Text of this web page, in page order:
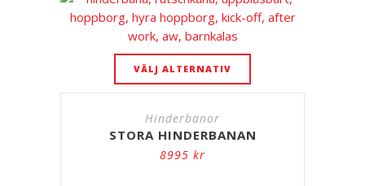
VÄLJ ALTERNATIV
Hinderbanor
STORA HINDERBANAN
8995 kr